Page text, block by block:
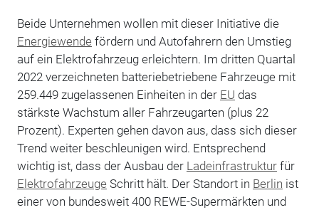
Beide Unternehmen wollen mit dieser Initiative die
Energiewende fördern und Autofahrern den Umstieg
auf ein Elektrofahrzeug erleichtern. Im dritten Quartal
2022 verzeichneten batteriebetriebene Fahrzeuge mit
259.449 zugelassenen Einheiten in der EU das
stärkste Wachstum aller Fahrzeugarten (plus 22
Prozent). Experten gehen davon aus, dass sich dieser
Trend weiter beschleunigen wird. Entsprechend
wichtig ist, dass der Ausbau der Ladeinfrastrukturfür
Elektrofahrzeuge Schritt hält. Der Standort in Berlin ist
einer von bundesweit 400 REWE-Supermärkten und